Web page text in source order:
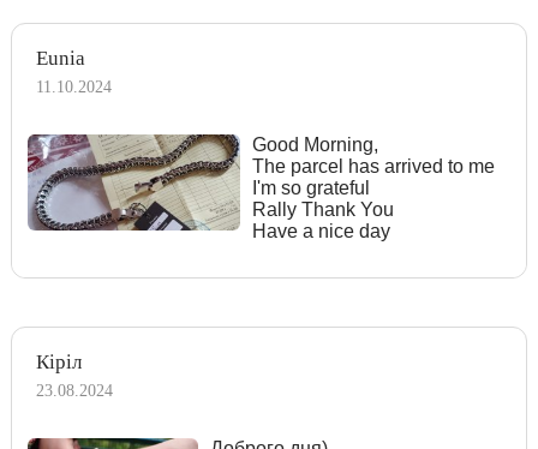
Eunia
11.10.2024
Good Morning,
The parcel has arrived to me
I'm so grateful
Rally Thank You
Have a nice day
Кіріл
23.08.2024